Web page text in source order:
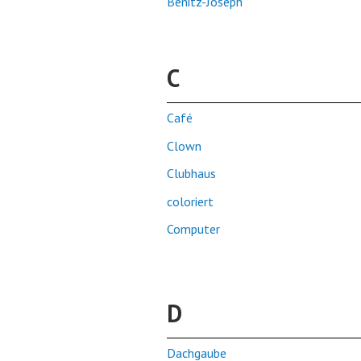
C
Café
Clown
Clubhaus
coloriert
Computer
D
Dachgaube